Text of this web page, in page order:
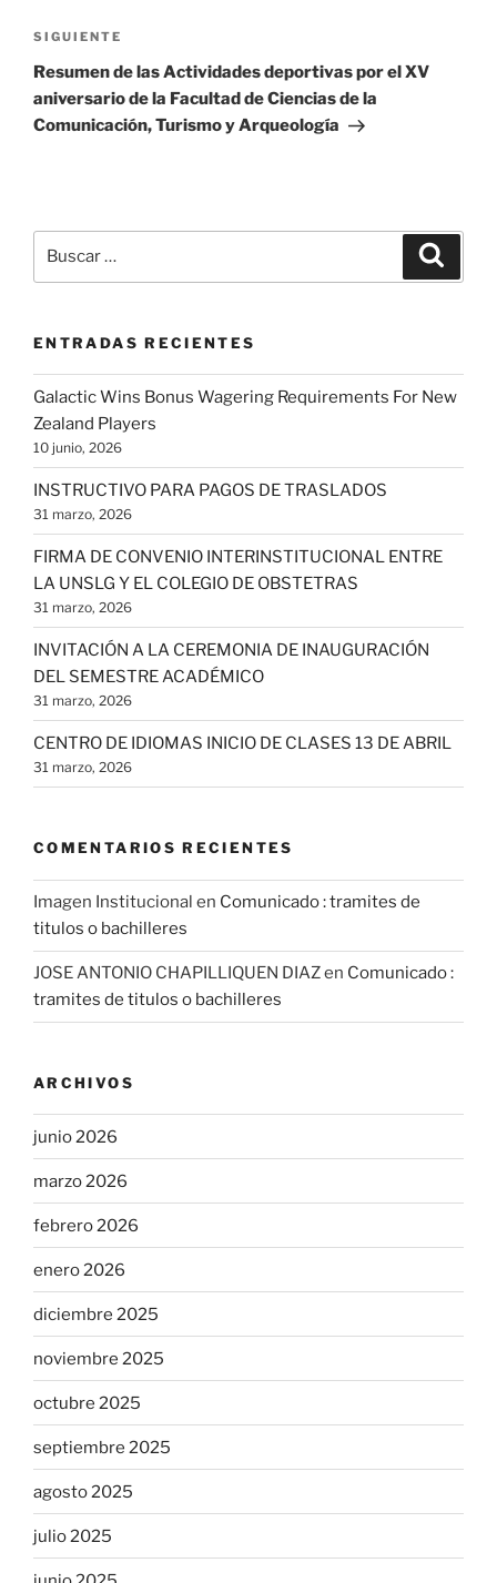
Siguiente
entrada
SIGUIENTE
Resumen de las Actividades deportivas por el XV
aniversario de la Facultad de Ciencias de la
Comunicación, Turismo y Arqueología
por:
ENTRADAS RECIENTES
Galactic Wins Bonus Wagering Requirements For New
Zealand Players
10 junio, 2026
INSTRUCTIVO PARA PAGOS DE TRASLADOS
31 marzo, 2026
FIRMA DE CONVENIO INTERINSTITUCIONAL ENTRE
LA UNSLG Y EL COLEGIO DE OBSTETRAS
31 marzo, 2026
INVITACIÓN A LA CEREMONIA DE INAUGURACIÓN
DEL SEMESTRE ACADÉMICO
31 marzo, 2026
CENTRO DE IDIOMAS INICIO DE CLASES 13 DE ABRIL
31 marzo, 2026
COMENTARIOS RECIENTES
Imagen Institucional en Comunicado : tramites de
titulos o bachilleres
JOSE ANTONIO CHAPILLIQUEN DIAZen Comunicado :
tramites de titulos o bachilleres
ARCHIVOS
junio 2026
marzo 2026
febrero 2026
enero 2026
diciembre 2025
noviembre 2025
octubre 2025
septiembre 2025
agosto 2025
julio 2025